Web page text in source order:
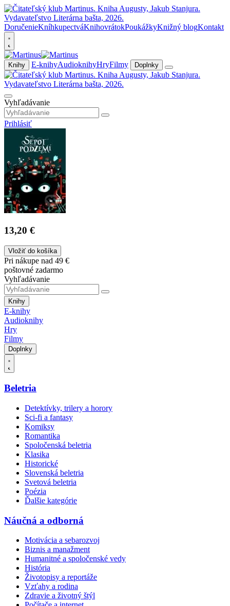
DoručenieKníhkupectváKnihovrátokPoukážkyKnižný blogKontakt
Knihy E-knihyAudioknihyHryFilmy Doplnky
Vyhľadávanie
Prihlásiť
13,20 €
Vložiť do košíka
Pri nákupe nad 49 €
poštovné zadarmo
Vyhľadávanie
Knihy
E-knihy
Audioknihy
Hry
Filmy
Doplnky
Beletria
Detektívky, trilery a horory
Sci-fi a fantasy
Komiksy
Romantika
Spoločenská beletria
Klasika
Historické
Slovenská beletria
Svetová beletria
Poézia
Ďalšie kategórie
Náučná a odborná
Motivácia a sebarozvoj
Biznis a manažment
Humanitné a spoločenské vedy
História
Životopisy a reportáže
Vzťahy a rodina
Zdravie a životný štýl